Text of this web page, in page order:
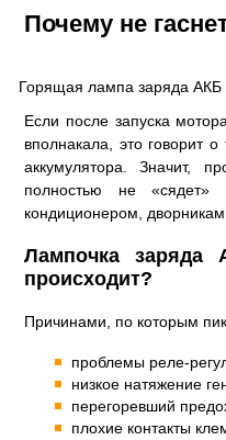
Почему не
Горящая лампа заряда АКБ
Если после запуска
вполнакала, это говорит
аккумулятора. Значит,
полностью не
кондиционером,
Лампочка заряда
происходит?
Причинами, по которым
проблемы реле-
низкое натяжение
перегоревший
плохие контакты